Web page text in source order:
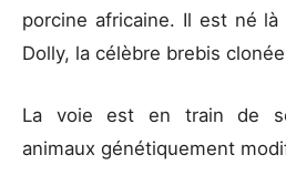
porcine africaine. Il est né
Dolly, la célèbre brebis
La voie est en train de
animaux génétiquement